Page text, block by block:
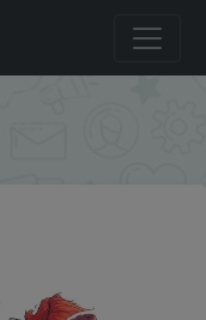
стикер с
для ноутбука/